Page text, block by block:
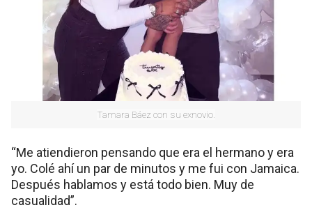
Tamara Báez con su exnovio.
“Me atiendieron pensando que era el hermano y era
yo. Colé ahí un par de minutos y me fui con Jamaica.
Después hablamos y está todo bien. Muy de
casualidad”.